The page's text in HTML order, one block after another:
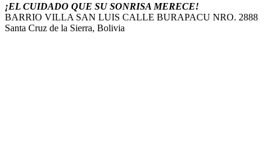
¡EL CUIDADO QUE SU SONRISA MERECE!
BARRIO VILLA SAN LUIS CALLE BURAPACU NRO. 2888
Santa Cruz de la Sierra, Bolivia